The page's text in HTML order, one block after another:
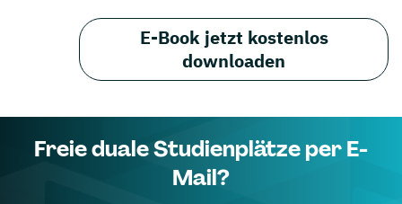
E-Book jetzt kostenlos
downloaden
Freie duale Studienplätze per E-
Mail?